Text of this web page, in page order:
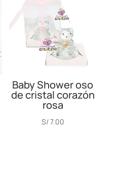
Baby Shower oso
de cristal corazón
rosa
S/7.00